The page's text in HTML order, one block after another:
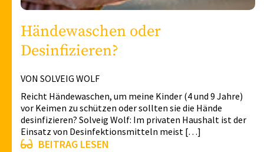
Händewaschen oder
Desinfizieren?
VON SOLVEIG WOLF
Reicht Händewaschen, um meine Kinder (4 und 9 Jahre)
vor Keimen zu schützen oder sollten sie die Hände
desinfizieren? Solveig Wolf: Im privaten Haushalt ist der
Einsatz von Desinfektionsmitteln meist […]
BEITRAG LESEN